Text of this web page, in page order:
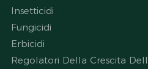
Insetticidi
Fungicidi
Erbicidi
Regolatori Della Crescita